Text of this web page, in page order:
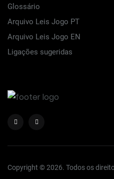
Glossário
Arquivo Leis Jogo PT
Arquivo Leis Jogo EN
Ligações sugeridas
Copyright © 2026. Todos os